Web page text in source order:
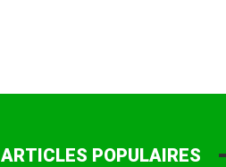
ARTICLES POPULAIRES